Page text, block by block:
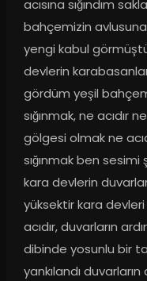
acısına sığındım
bahçemizin avlusuna
yengi kabul
devlerin
gördüm yeşil
sığınmak, ne acıdır
gölgesi olmak ne
sığınmak ben
kara devlerin
yüksektir kara
acıdır, duvarların
dibinde yosunlu bir
yankılandı